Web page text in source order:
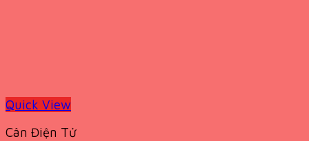
Quick View
Cân Điện Tử